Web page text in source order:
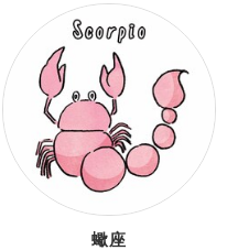
蠍座